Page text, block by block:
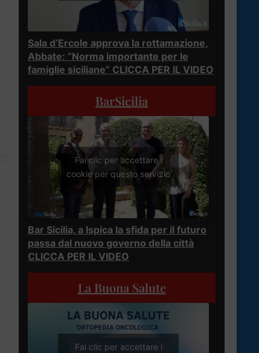
Sala d’Ercole approva la rottamazione,
Abbate: “Norma importante per le
famiglie siciliane” CLICCA PER IL VIDEO
BarSicilia
Fai clic per accettare i
cookie per questo servizio
Bar Sicilia, a Ispica la sfida per il futuro
passa dal nuovo governo della città
CLICCA PER IL VIDEO
La Buona Salute
Fai clic per accettare i